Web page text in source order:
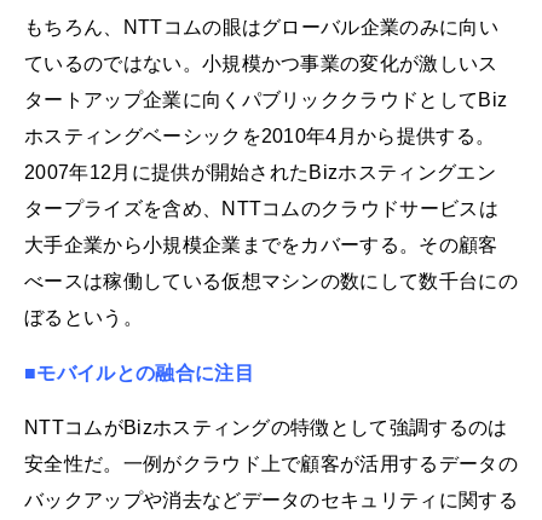
もちろん、NTTコムの眼はグローバル企業のみに向い
ているのではない。小規模かつ事業の変化が激しいス
タートアップ企業に向くパブリッククラウドとしてBiz
ホスティングベーシックを2010年4月から提供する。
2007年12月に提供が開始されたBizホスティングエン
タープライズを含め、NTTコムのクラウドサービスは
大手企業から小規模企業までをカバーする。その顧客
べースは稼働している仮想マシンの数にして数千台にの
ぼるという。
■モバイルとの融合に注目
NTTコムがBizホスティングの特徴として強調するのは
安全性だ。一例がクラウド上で顧客が活用するデータの
バックアップや消去などデータのセキュリティに関する